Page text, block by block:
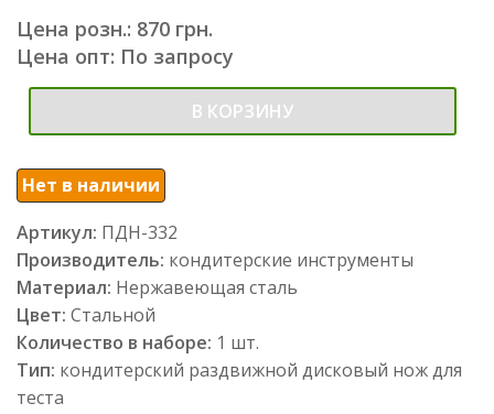
Цена розн.: 870 грн.
Цена опт: По запросу
В КОРЗИНУ
Нет в наличии
Артикул: ПДН-332
Производитель: кондитерские инструменты
Материал: Нержавеющая сталь
Цвет: Стальной
Количество в наборе: 1 шт.
Тип: кондитерский раздвижной дисковый нож для
теста